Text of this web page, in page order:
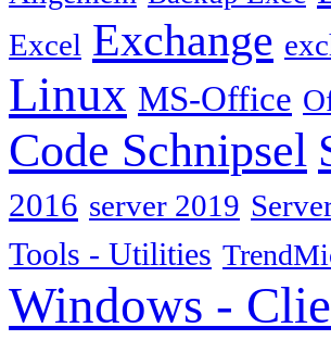
Excel Exchange
Linux MS-Office
Code Schnipsel
2016 server 2019
Tools - Utilities
Windows -